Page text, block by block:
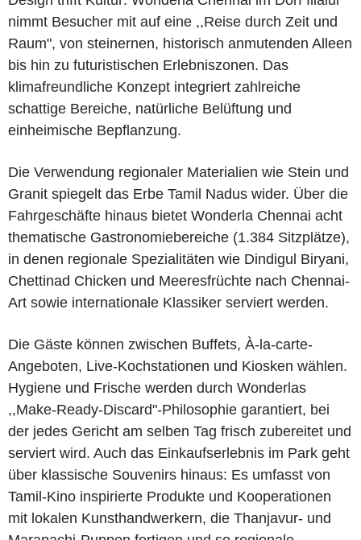
nimmt Besucher mit auf eine ,,Reise durch Zeit und
Raum", von steinernen, historisch anmutenden Alleen
bis hin zu futuristischen Erlebniszonen. Das
klimafreundliche Konzept integriert zahlreiche
schattige Bereiche, natürliche Belüftung und
einheimische Bepflanzung.
Die Verwendung regionaler Materialien wie Stein und
Granit spiegelt das Erbe Tamil Nadus wider. Über die
Fahrgeschäfte hinaus bietet Wonderla Chennai acht
thematische Gastronomiebereiche (1.384 Sitzplätze),
in denen regionale Spezialitäten wie Dindigul Biryani,
Chettinad Chicken und Meeresfrüchte nach Chennai-
Art sowie internationale Klassiker serviert werden.
Die Gäste können zwischen Buffets, À-la-carte-
Angeboten, Live-Kochstationen und Kiosken wählen.
Hygiene und Frische werden durch Wonderlas
,,Make-Ready-Discard"-Philosophie garantiert, bei
der jedes Gericht am selben Tag frisch zubereitet und
serviert wird. Auch das Einkaufserlebnis im Park geht
über klassische Souvenirs hinaus: Es umfasst von
Tamil-Kino inspirierte Produkte und Kooperationen
mit lokalen Kunsthandwerkern, die Thanjavur- und